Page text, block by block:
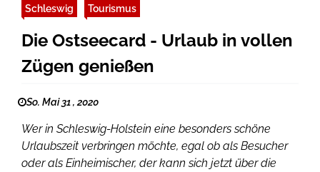
Schleswig Tourismus
Die Ostseecard - Urlaub in vollen
Zügen genießen
So. Mai 31 , 2020
Wer in Schleswig-Holstein eine besonders schöne
Urlaubszeit verbringen möchte, egal ob als Besucher
oder als Einheimischer, der kann sich jetzt über die